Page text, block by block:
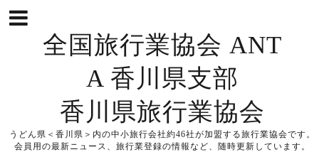
全国旅行業協会 ANT
A 香川県支部
香川県旅行業協会
うどん県＜香川県＞内の中小旅行会社約46社が加盟する旅行業協会です。
会員用の最新ニュース、旅行業登録の情報など、随時更新しています。